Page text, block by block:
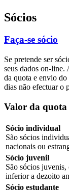
Sócios
Faça-se sócio
Se pretende ser
seus dados on-line.
da quota e envio
dias não efectuar o
Valor da quota
Sócio individual
São sócios
nacionais ou
Sócio juvenil
São sócios
inferior a dezoito
Sócio estudante